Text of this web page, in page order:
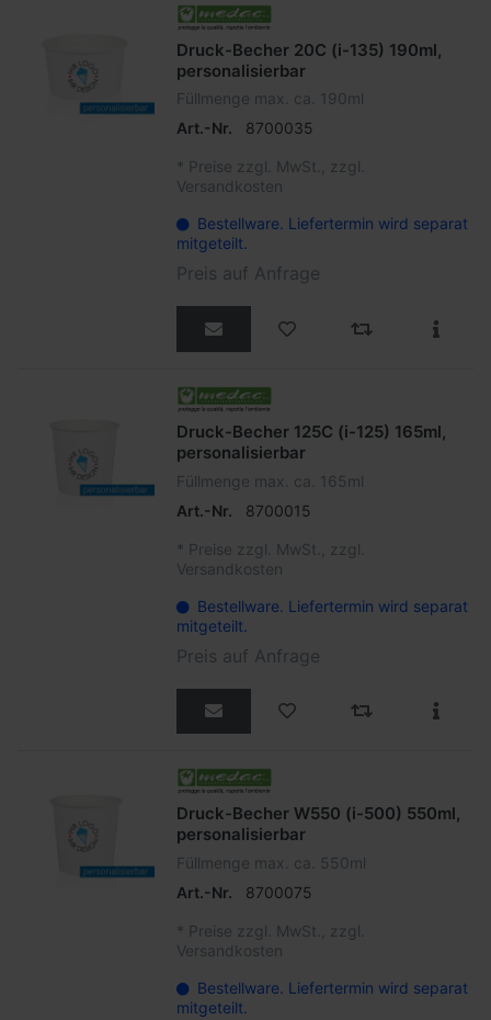
Druck-Becher 20C (i-135) 190ml,
personalisierbar
Füllmenge max. ca. 190ml
Art.-Nr.
8700035
* Preise zzgl. MwSt., zzgl.
Versandkosten
Bestellware. Liefertermin wird separat
mitgeteilt.
Preis auf Anfrage
Druck-Becher 125C (i-125) 165ml,
personalisierbar
Füllmenge max. ca. 165ml
Art.-Nr.
8700015
* Preise zzgl. MwSt., zzgl.
Versandkosten
Bestellware. Liefertermin wird separat
mitgeteilt.
Preis auf Anfrage
Druck-Becher W550 (i-500) 550ml,
personalisierbar
Füllmenge max. ca. 550ml
Art.-Nr.
8700075
* Preise zzgl. MwSt., zzgl.
Versandkosten
Bestellware. Liefertermin wird separat
mitgeteilt.